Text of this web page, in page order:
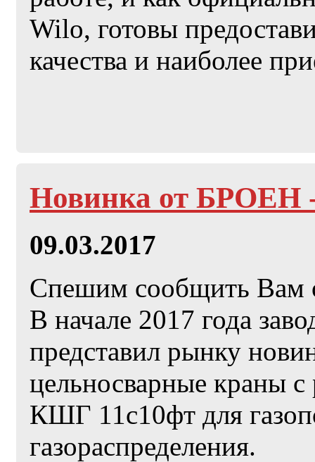
Wilo, готовы
качества и наиболее
Новинка от БРОЕН
09.03.2017
Спешим сообщить Вам
В начале 2017 года
представил рынку
цельносварные краны
КШГ 11с10фт для
газораспределения.